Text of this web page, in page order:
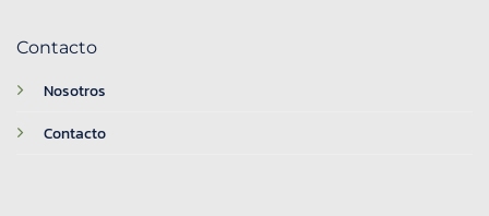
Contacto
Nosotros
Contacto